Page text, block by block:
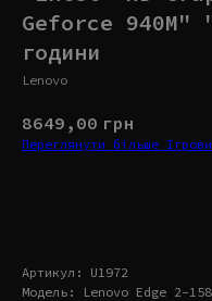
Geforce 940M"
години
Lenovo
8649,00 грн
Переглянути більше
Артикул: U1972
Модель: Lenovo Edge 2-